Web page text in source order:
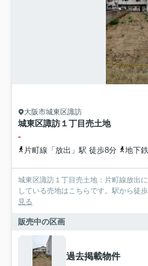
大阪市城東区諏訪
城東区諏訪１丁目売土地
-
片町線「放出」駅 徒歩8分 地下
城東区諏訪１丁目売土地：片町線放出
している売地はこちらです。駅から徒
見る
販売中の区画
過去掲載物件